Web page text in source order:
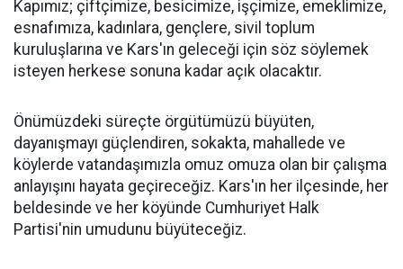
Kapımız; çiftçimize, besicimize, işçimize, emeklimize,
esnafımıza, kadınlara, gençlere, sivil toplum
kuruluşlarına ve Kars'ın geleceği için söz söylemek
isteyen herkese sonuna kadar açık olacaktır.
Önümüzdeki süreçte örgütümüzü büyüten,
dayanışmayı güçlendiren, sokakta, mahallede ve
köylerde vatandaşımızla omuz omuza olan bir çalışma
anlayışını hayata geçireceğiz. Kars'ın her ilçesinde, her
beldesinde ve her köyünde Cumhuriyet Halk
Partisi'nin umudunu büyüteceğiz.